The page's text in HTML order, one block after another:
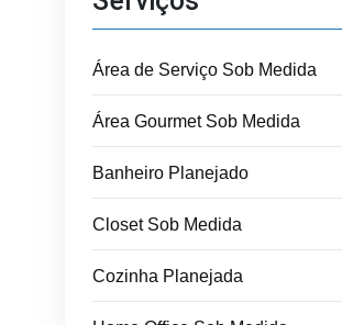
Área de Serviço Sob Medida
Área Gourmet Sob Medida
Banheiro Planejado
Closet Sob Medida
Cozinha Planejada